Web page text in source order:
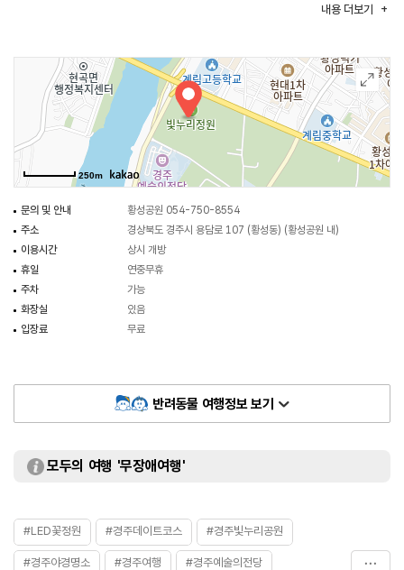
내용 더보기
250m
문의 및 안내
황성공원 054-750-8554
주소
경상북도 경주시 용담로 107 (황성동) (황성공원 내)
이용시간
상시 개방
휴일
연중무휴
주차
가능
화장실
있음
입장료
무료
반려동물 여행정보 보기
모두의 여행 '무장애여행'
#LED꽃정원 #경주데이트코스 #경주빛누리공원
#경주야경명소 #경주여행 #경주예술의전당